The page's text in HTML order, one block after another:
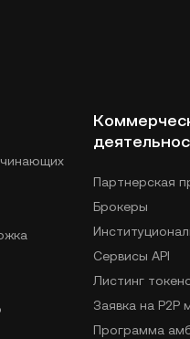
Партнерская
Брокеры
Сервисы API
Листинг
Заявка на P2P
Программа